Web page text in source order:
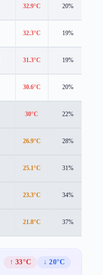
32.9°C 20%
32.3°C 19%
31.3°C 19%
30.6°C 20%
30°C 22%
26.9°C 28%
25.1°C 31%
23.3°C 34%
21.8°C 37%
↑ 33°C
↓ 20°C